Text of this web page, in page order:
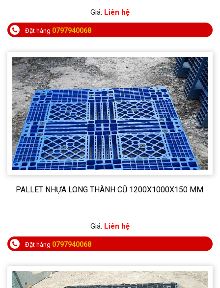
Giá: Liên hệ
Đặt hàng 0797940068
PALLET NHỰA LONG THÀNH CŨ 1200X1000X150 MM.
Giá: Liên hệ
Đặt hàng 0797940068